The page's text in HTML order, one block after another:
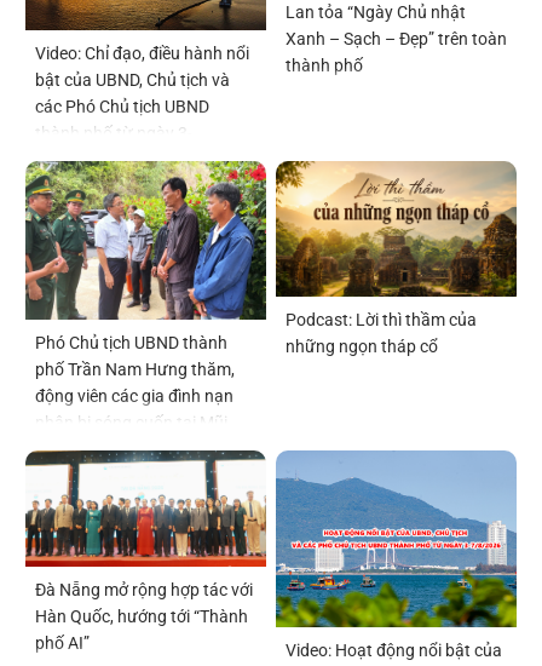
Video: Chỉ đạo, điều hành nổi
bật của UBND, Chủ tịch và
các Phó Chủ tịch UBND
thành phố từ ngày 3-
7/8/2026
Lan tỏa “Ngày Chủ nhật
Xanh – Sạch – Đẹp” trên toàn
thành phố
Phó Chủ tịch UBND thành
phố Trần Nam Hưng thăm,
động viên các gia đình nạn
nhân bị sóng cuốn tại Mũi
Nghê
Podcast: Lời thì thầm của
những ngọn tháp cổ
Đà Nẵng mở rộng hợp tác với
Hàn Quốc, hướng tới “Thành
phố AI”
Video: Hoạt động nổi bật của